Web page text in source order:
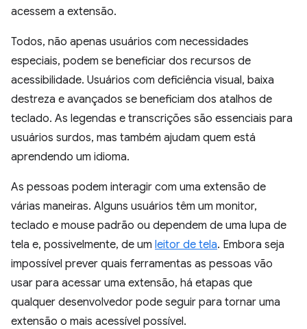
acessem a extensão.
Todos, não apenas usuários com necessidades
especiais, podem se beneficiar dos recursos de
acessibilidade. Usuários com deficiência visual, baixa
destreza e avançados se beneficiam dos atalhos de
teclado. As legendas e transcrições são essenciais para
usuários surdos, mas também ajudam quem está
aprendendo um idioma.
As pessoas podem interagir com uma extensão de
várias maneiras. Alguns usuários têm um monitor,
teclado e mouse padrão ou dependem de uma lupa de
tela e, possivelmente, de um leitor de tela. Embora seja
impossível prever quais ferramentas as pessoas vão
usar para acessar uma extensão, há etapas que
qualquer desenvolvedor pode seguir para tornar uma
extensão o mais acessível possível.